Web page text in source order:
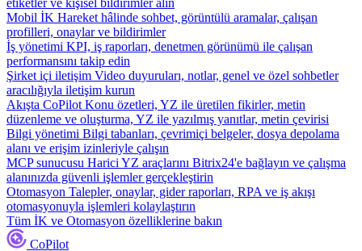
etiketler ve kişisel bildirimler alın
Mobil İK Hareket hâlinde sohbet, görüntülü aramalar, çalışan
profilleri, onaylar ve bildirimler
İş yönetimi KPI, iş raporları, denetmen görünümü ile çalışan
performansını takip edin
Şirket içi iletişim Video duyuruları, notlar, genel ve özel sohbetler
aracılığıyla iletişim kurun
Akışta CoPilot Konu özetleri, YZ ile üretilen fikirler, metin
düzenleme ve oluşturma, YZ ile yazılmış yanıtlar, metin çevirisi
Bilgi yönetimi Bilgi tabanları, çevrimiçi belgeler, dosya depolama
alanı ve erişim izinleriyle çalışın
MCP sunucusu Harici YZ araçlarını Bitrix24'e bağlayın ve çalışma
alanınızda güvenli işlemler gerçekleştirin
Otomasyon Talepler, onaylar, gider raporları, RPA ve iş akışı
otomasyonuyla işlemleri kolaylaştırın
Tüm İK ve Otomasyon özelliklerine bakın
CoPilot